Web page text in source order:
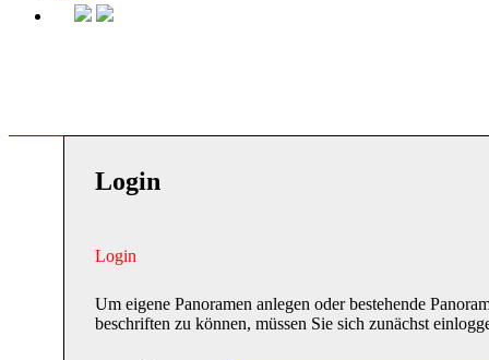
Login
Login
Um eigene Panoramen anlegen oder bestehende
beschriften zu können, müssen Sie sich zunächst